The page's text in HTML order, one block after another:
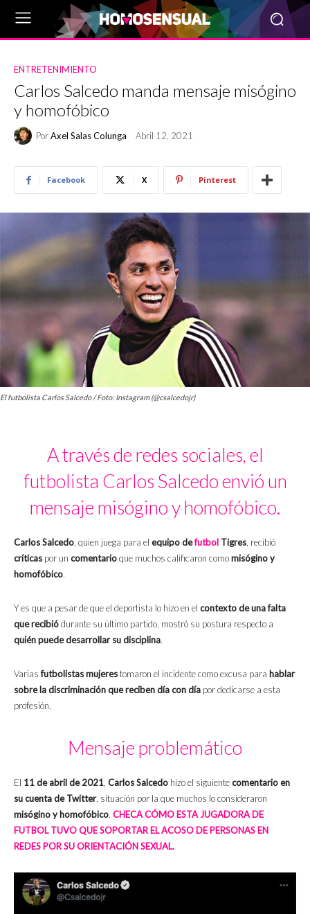
ENTRETENIMIENTO
Carlos Salcedo manda mensaje misógino
y homofóbico
PorAxel Salas Colunga Abril 12, 2021
Facebook X Pinterest
El futbolista Carlos Salcedo / Foto: Instagram (@csalcedojr)
A través de redes sociales, el
futbolista Carlos Salcedo envió un
mensaje misógino y homofóbico.
Carlos Salcedo , quien juega para el equipo defutbol Tigres , recibió
críticas por un comentarioque muchos calificaron comomisógino y
homofóbico.
Y es que a pesar de que el deportista lo hizo en el contexto de una falta
que recibiódurante su último partido, mostró su postura respecto a
quién puede desarrollar su disciplina.
Variasfutbolistas mujerestomaron el incidente como excusa para hablar
sobre la discriminación que reciben día con día por dedicarse a esta
profesión.
Mensaje problemático
El 11 de abril de 2021 Carlos Salcedo hizo el siguientecomentario en
su cuenta de Twitter, situación por la que muchos lo consideraron
misógino y homofóbico. CHECA CÓMO ESTA JUGADORA DE
FUTBOL TUVO QUE SOPORTAR EL ACOSO DE PERSONAS EN
REDES POR SU ORIENTACIÓN SEXUAL.